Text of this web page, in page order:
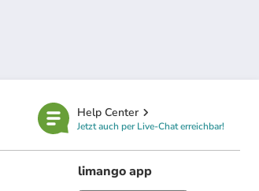
Help Center
Jetzt auch per Live-Chat erreichbar!
limango app